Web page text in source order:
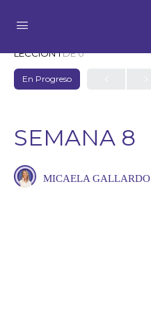
LECCIÓN 1DE 0
En Progreso
SEMANA 8
MICAELA GALLARDO